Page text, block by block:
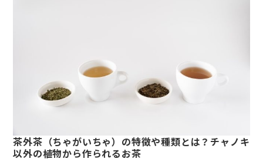
茶外茶（ちゃがいちゃ）の特徴や種類とは？チャノキ
以外の植物から作られるお茶